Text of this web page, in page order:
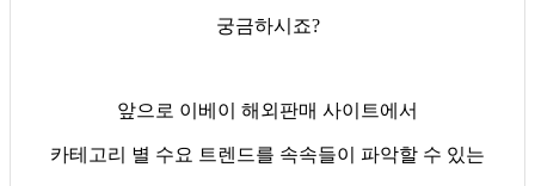
궁금하시죠?
앞으로 이베이 해외판매 사이트에서
카테고리 별 수요 트렌드를 속속들이 파악할 수 있는